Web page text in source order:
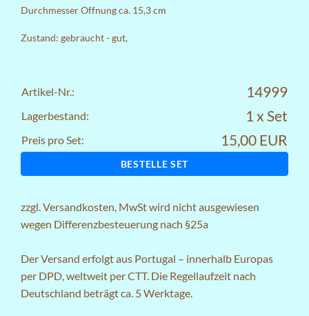
Durchmesser Offnung ca. 15,3 cm
Zustand: gebraucht - gut,
Artikel-Nr.: 14999
Lagerbestand: 1 x Set
Preis pro Set: 15,00 EUR
BESTELLE SET
zzgl.Versandkosten, MwSt wird nicht ausgewiesen
wegen Differenzbesteuerung nach §25a
Der Versand erfolgt aus Portugal – innerhalb Europas
per DPD, weltweit per CTT. Die Regellaufzeit nach
Deutschland beträgt ca. 5 Werktage.